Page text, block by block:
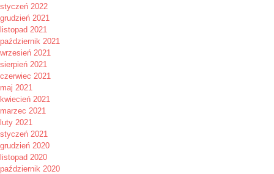
styczeń 2022
grudzień 2021
listopad 2021
październik 2021
wrzesień 2021
sierpień 2021
czerwiec 2021
maj 2021
kwiecień 2021
marzec 2021
luty 2021
styczeń 2021
grudzień 2020
listopad 2020
październik 2020